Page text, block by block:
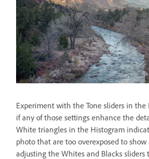
Experiment with the Tone sliders in the
if any of those settings enhance the
White triangles in the Histogram
photo that are too overexposed to
adjusting the Whites and Blacks sliders